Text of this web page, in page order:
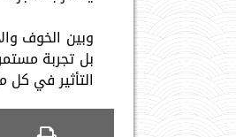
وبين الخوف
بل تجربة
التأثير في كل